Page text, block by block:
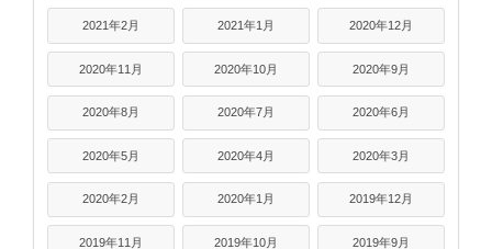
2021年2月 2021年1月 2020年12月
2020年11月 2020年10月 2020年9月
2020年8月 2020年7月 2020年6月
2020年5月 2020年4月 2020年3月
2020年2月 2020年1月 2019年12月
2019年11月 2019年10月 2019年9月